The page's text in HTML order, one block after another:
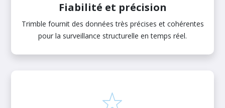
Fiabilité et précision
Trimble fournit des données très précises et cohérentes
pour la surveillance structurelle en temps réel.